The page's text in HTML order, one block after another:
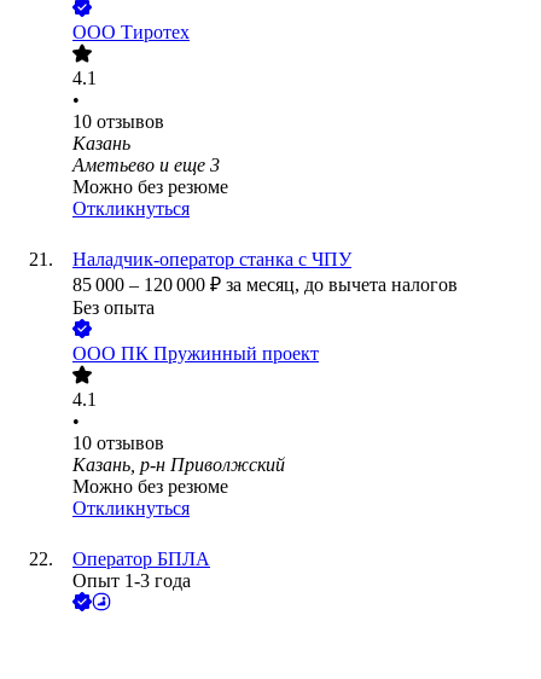
ООО Тиротех
4.1
•
10 отзывов
Казань
Аметьево и еще 3
Можно без резюме
Откликнуться
Наладчик-оператор станка с ЧПУ
85 000 – 120 000 ₽ за месяц, до вычета налогов
Без опыта
ООО ПК Пружинный проект
4.1
•
10 отзывов
Казань, р-н Приволжский
Можно без резюме
Откликнуться
Оператор БПЛА
Опыт 1-3 года